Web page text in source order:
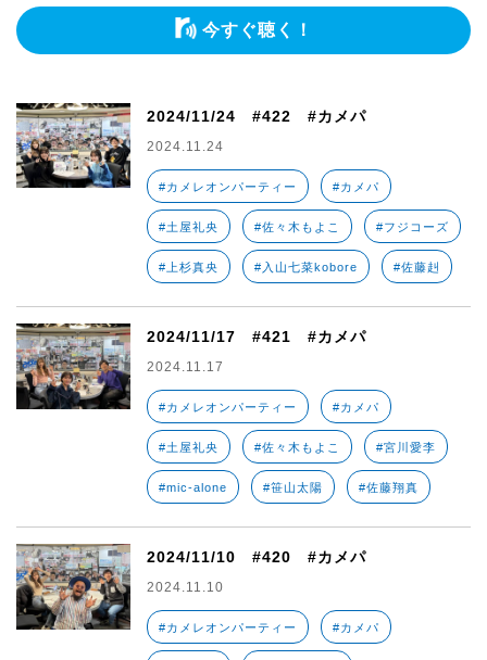
今すぐ聴く！
2024/11/24 #422 #カメパ
2024.11.24
#カメレオンパーティー #カメパ
#土屋礼央 #佐々木もよこ #フジコーズ
#上杉真央 #入山七菜kobore #佐藤赳
2024/11/17 #421 #カメパ
2024.11.17
#カメレオンパーティー #カメパ
#土屋礼央 #佐々木もよこ #宮川愛李
#mic-alone #笹山太陽 #佐藤翔真
2024/11/10 #420 #カメパ
2024.11.10
#カメレオンパーティー #カメパ